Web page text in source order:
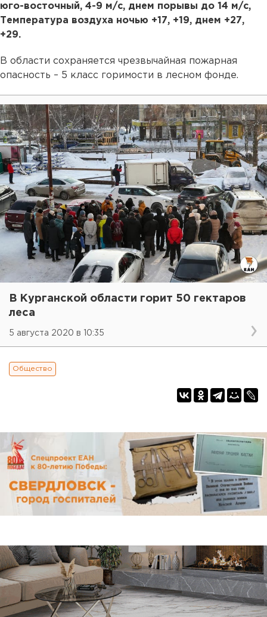
юго-восточный, 4-9 м/с, днем порывы до 14 м/с,
Температура воздуха ночью +17, +19, днем +27,
+29.
В области сохраняется чрезвычайная пожарная
опасность – 5 класс горимости в лесном фонде.
В Курганской области горит 50 гектаров
леса
5 августа 2020 в 10:35
Общество